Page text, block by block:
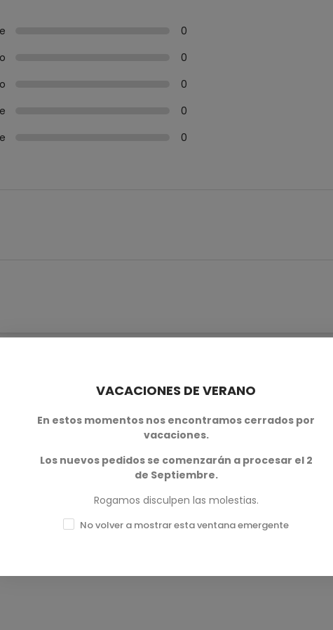
0
0
0
0
0
este producto también
VACACIONES DE VERANO
En estos momentos nos encontramos cerrados por
vacaciones.
Los nuevos pedidos se comenzarán a procesar el 2
de Septiembre.
Rogamos disculpen las molestias.
No volver a mostrar esta ventana emergente